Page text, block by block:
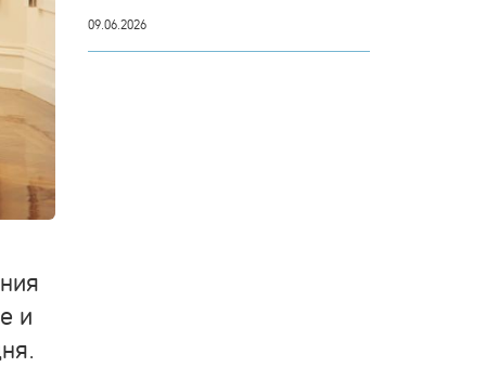
и
09.06.2026